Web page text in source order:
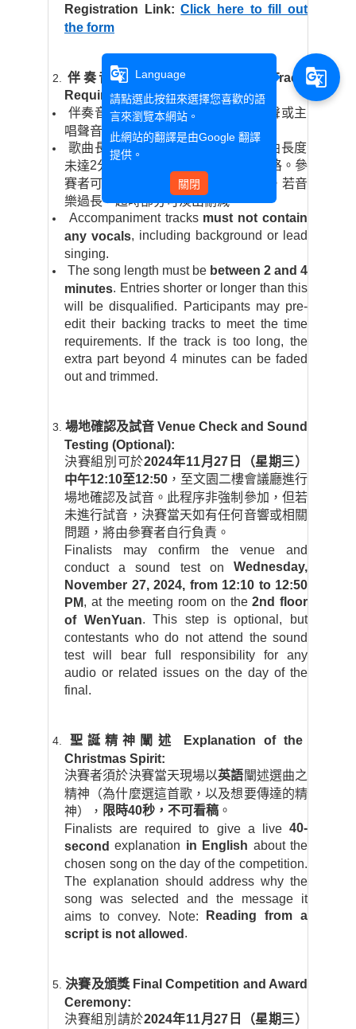
Registration Link:Click here to fill out
the form
伴奏音檔規範Accompaniment Track
Requirements:
伴奏音檔不得包含任何人聲 （如和聲或主
唱聲音）。
歌曲長度必須介於 分鐘內 。歌曲長度
未達2分鐘或超過 分鐘者將被取消資格。參
賽者可提前剪輯伴奏音樂以符合規定，若音
樂過長，超時部分可淡出刪減。
Accompaniment tracks must not contain
any vocals, including background or lead
singing.
The song length must be between 2 and 4
minutes. Entries shorter or longer than this
will be disqualified. Participants may pre-
edit their backing tracks to meet the time
requirements. If the track is too long, the
extra part beyond 4 minutes can be faded
out and trimmed.
場地確認及試音 Venue Check and Sound
Testing (Optional):
決賽組別可於2024年11月27 日（星期三）
中午12:10至12:50 ，至文園二樓會議廳進行
場地確認及試音。此程序非強制參加，但若
未進行試音，決賽當天如有任何音響或相關
問題，將由參賽者自行負責。
Finalists may confirm the venue and
conduct a sound test on Wednesday,
November 27, 2024, from 12:10 to 12:50
PM, at the meeting room on the2nd floor
of WenYuan. This step is optional, but
contestants who do not attend the sound
test will bear full responsibility for any
audio or related issues on the day of the
final.
聖誕精神闡述 Explanation of the
Christmas Spirit:
決賽者須於決賽當天現場以英語闡述選曲之
精神（為什麼選這首歌，以及想要傳達的精
神）， 限時40秒，不可看稿 。
Finalists are required to give a live 40-
second explanation in English about the
chosen song on the day of the competition.
The explanation should address why the
song was selected and the message it
aims to convey. Note:
Reading from a
script is not allowed .
決賽及頒獎 Final Competition and Award
Ceremony:
決賽組別請於2024年11月27 日（星期三）
g_translate
Language
請點選此按鈕來選擇您喜歡的語
言來瀏覽本網站。
此網站的翻譯是由Google 翻譯
提供。
關閉
g_translate